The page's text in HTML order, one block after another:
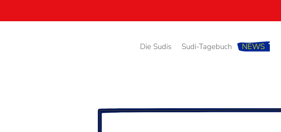
Die Sudis Sudi-Tagebuch NEWS